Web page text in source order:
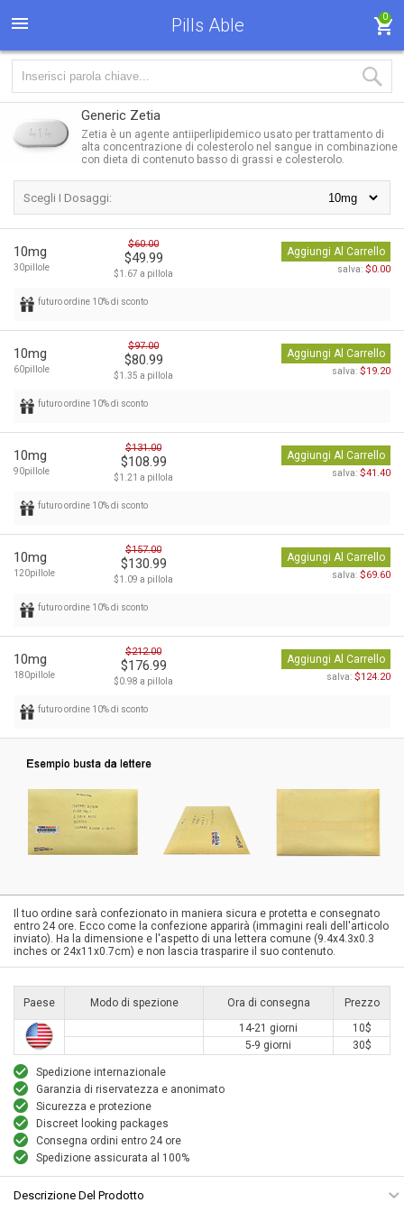
Pills Able 0
Generic Zetia
Zetia è un agente antiiperlipidemico usato per trattamento di
alta concentrazione di colesterolo nel sangue in combinazione
con dieta di contenuto basso di grassi e colesterolo.
Scegli I Dosaggi:
10mg
30pillole
$60.00
$49.99
$1.67 a pillola
Aggiungi Al Carrello
salva: $0.00
futuro ordine 10% di sconto
10mg
60pillole
$97.00
$80.99
$1.35 a pillola
Aggiungi Al Carrello
salva: $19.20
futuro ordine 10% di sconto
10mg
90pillole
$131.00
$108.99
$1.21 a pillola
Aggiungi Al Carrello
salva: $41.40
futuro ordine 10% di sconto
10mg
120pillole
$157.00
$130.99
$1.09 a pillola
Aggiungi Al Carrello
salva: $69.60
futuro ordine 10% di sconto
10mg
180pillole
$212.00
$176.99
$0.98 a pillola
Aggiungi Al Carrello
salva: $124.20
futuro ordine 10% di sconto
Il tuo ordine sarà confezionato in maniera sicura e protetta e consegnato
entro 24 ore. Ecco come la confezione apparirà (immagini reali dell'articolo
inviato). Ha la dimensione e l'aspetto di una lettera comune (9.4x4.3x0.3
inches or 24x11x0.7cm) e non lascia trasparire il suo contenuto.
Paese Modo di spezione Ora di consegna
Prezzo
14-21 giorni
10$
5-9 giorni
30$
Spedizione internazionale
Garanzia di riservatezza e anonimato
Sicurezza e protezione
Discreet looking packages
Consegna ordini entro 24 ore
Spedizione assicurata al 100%
Descrizione Del Prodotto